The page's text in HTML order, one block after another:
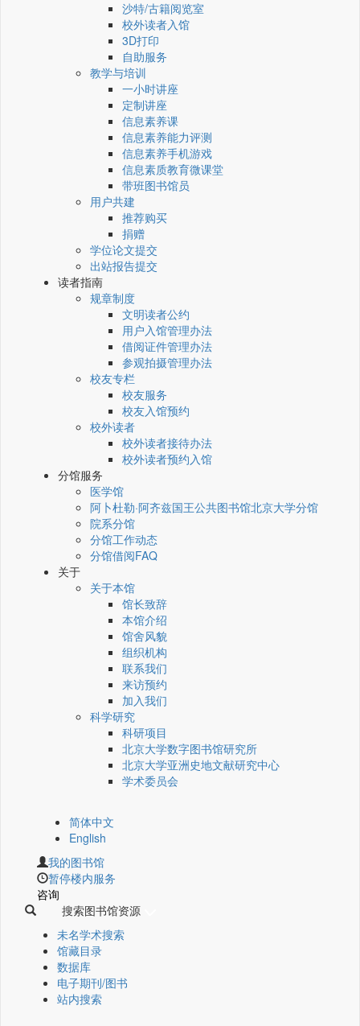
沙特/古籍阅览室
校外读者入馆
3D打印
自助服务
教学与培训
一小时讲座
定制讲座
信息素养课
信息素养能力评测
信息素养手机游戏
信息素质教育微课堂
带班图书馆员
用户共建
推荐购买
捐赠
学位论文提交
出站报告提交
读者指南
规章制度
文明读者公约
用户入馆管理办法
借阅证件管理办法
参观拍摄管理办法
校友专栏
校友服务
校友入馆预约
校外读者
校外读者接待办法
校外读者预约入馆
分馆服务
医学馆
阿卜杜勒·阿齐兹国王公共图书馆北京大学分馆
院系分馆
分馆工作动态
分馆借阅FAQ
关于
关于本馆
馆长致辞
本馆介绍
馆舍风貌
组织机构
联系我们
来访预约
加入我们
科学研究
科研项目
北京大学数字图书馆研究所
北京大学亚洲史地文献研究中心
学术委员会
简体中文
English
我的图书馆
暂停楼内服务
咨询
搜索图书馆资源
未名学术搜索
馆藏目录
数据库
电子期刊/图书
站内搜索